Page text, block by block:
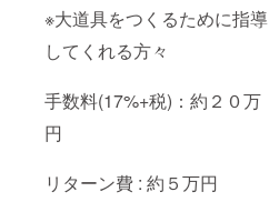
※大道具をつくるために指導
してくれる方々
手数料(17%+税)：約２０万
円
リターン費 : 約５万円